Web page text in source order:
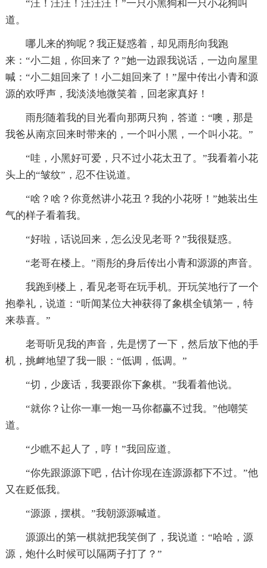
“汪！汪汪！汪汪汪！”一只小黑狗和一只小花狗叫
道。
哪儿来的狗呢？我正疑惑着，却见雨彤向我跑
来：“小二姐，你回来了？”她一边跟我说话，一边向屋里
喊：“小二姐回来了！小二姐回来了！”屋中传出小青和源
源的欢呼声，我淡淡地微笑着，回老家真好！
雨彤随着我的目光看向那两只狗，答道：“噢，那是
我爸从南京回来时带来的，一个叫小黑，一个叫小花。”
“哇，小黑好可爱，只不过小花太丑了。”我看着小花
头上的“皱纹”，忍不住说道。
“啥？啥？你竟然讲小花丑？我的小花呀！”她装出生
气的样子看着我。
“好啦，话说回来，怎么没见老哥？”我很疑惑。
“老哥在楼上。”雨彤的身后传出小青和源源的声音。
我跑到楼上，看见老哥在玩手机。开玩笑地行了一个
抱拳礼，说道：“听闻某位大神获得了象棋全镇第一，特
来恭喜。”
老哥听见我的声音，先是愣了一下，然后放下他的手
机，挑衅地望了我一眼：“低调，低调。”
“切，少废话，我要跟你下象棋。”我看着他说。
“就你？让你一車一炮一马你都赢不过我。”他嘲笑
道。
“少瞧不起人了，哼！”我回应道。
“你先跟源源下吧，估计你现在连源源都下不过。”他
又在贬低我。
“源源，摆棋。”我朝源源喊道。
源源出的第一棋就把我笑倒了，我说道：“哈哈，源
源，炮什么时候可以隔两子打了？”